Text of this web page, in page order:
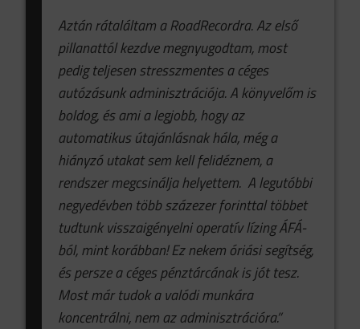
Aztán rátaláltam a RoadRecordra. Az első
pillanattól kezdve megnyugodtam, most
pedig teljesen stresszmentes a céges
autózásunk adminisztrációja. A könyvelőm is
boldog, és ami a legjobb, hogy az
automatikus útajánlásnak hála, még a
hiányzó utakat sem kell felidéznem, a
rendszer megcsinálja helyettem. A legutóbbi
negyedévben több százezer forinttal többet
tudtunk visszaigényelni operatív lízing ÁFÁ-
ból, mint korábban! Ez nekem óriási segítség,
és persze a céges pénztárcának is jót tesz.
Most már tudok a valódi munkára
koncentrálni, nem az adminisztrációra.”